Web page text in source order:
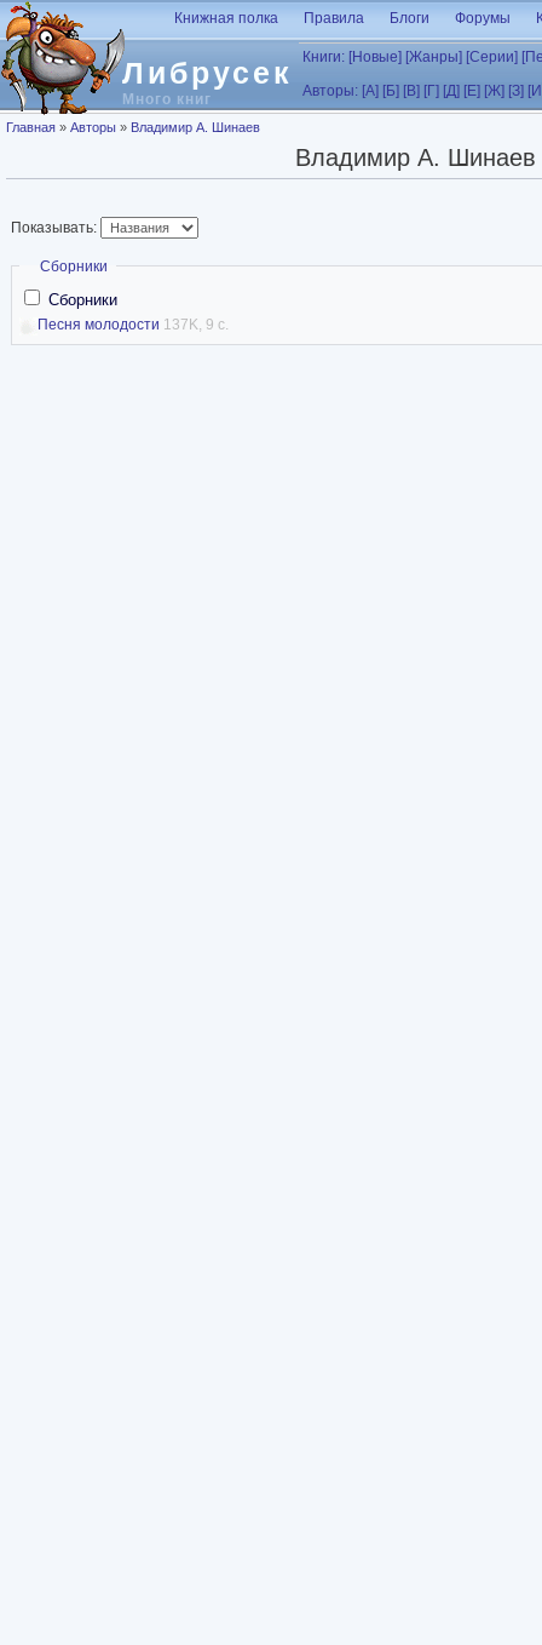
Перейти к основному содержанию
Либрусек
Много книг
Книжная полка Правила Блоги Форумы
Книги: [Новые] [Жанры] [Серии]
Авторы: [А] [Б] [В] [Г] [Д] [Е] [Ж] [З]
Вы здесь
Главная » Авторы » Владимир А. Шинаев
Владимир А. Шинаев
Показывать:
Скрыть
Сборники
Сборники
Песня молодости 137K, 9 с.